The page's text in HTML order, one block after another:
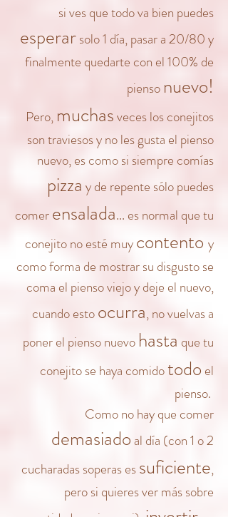
si ves que todo va bien puedes
esperarsolo 1 día, pasar a 20/80 y
finalmente quedarte con el 100% de
pienso nuevo!
Pero, muchasveces los conejitos
son traviesos y no les gusta el pienso
nuevo, es como si siempre comías
pizza y de repente sólo puedes
comerensalada... es normal que tu
conejito no esté muycontento y
como forma de mostrar su disgusto se
coma el pienso viejo y deje el nuevo,
cuando estoocurra, no vuelvas a
poner el pienso nuevo hasta que tu
conejito se haya comidotodo el
pienso.
Como no hay que comer
demasiadoal día (con 1 o 2
cucharadas soperas essuficiente,
pero si quieres ver más sobre